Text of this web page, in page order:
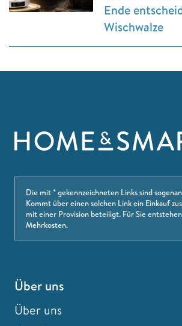
Ende
Wischwalze
Die mit * gekennzeichneten Links sind
Kommt über einen solchen Link ein Einkauf
mit einer Provision beteiligt. Für Sie
Mehrkosten.
Über uns
Über uns